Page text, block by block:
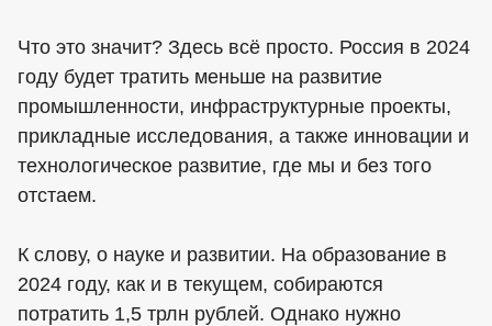
Что это значит? Здесь всё просто. Россия в 2024
году будет тратить меньше на развитие
промышленности, инфраструктурные проекты,
прикладные исследования, а также инновации и
технологическое развитие, где мы и без того
отстаем.
К слову, о науке и развитии. На образование в
2024 году, как и в текущем, собираются
потратить 1,5 трлн рублей. Однако нужно